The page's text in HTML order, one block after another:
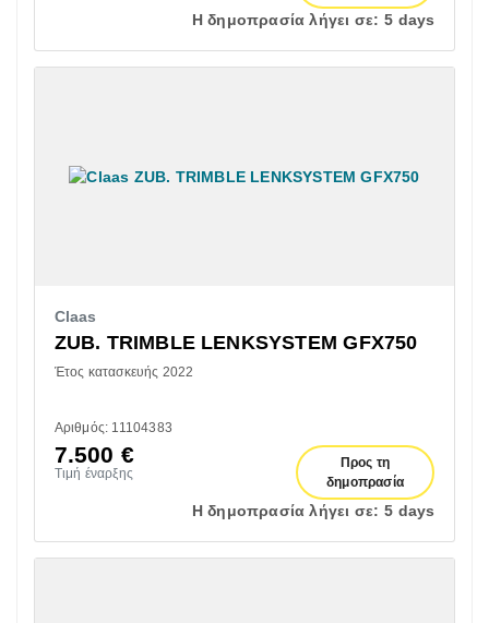
Η δημοπρασία λήγει σε: 5 days
Claas
ZUB. TRIMBLE LENKSYSTEM GFX750
Έτος κατασκευής 2022
Αριθμός: 11104383
7.500 €
Τιμή έναρξης
Προς τη
δημοπρασία
Η δημοπρασία λήγει σε: 5 days